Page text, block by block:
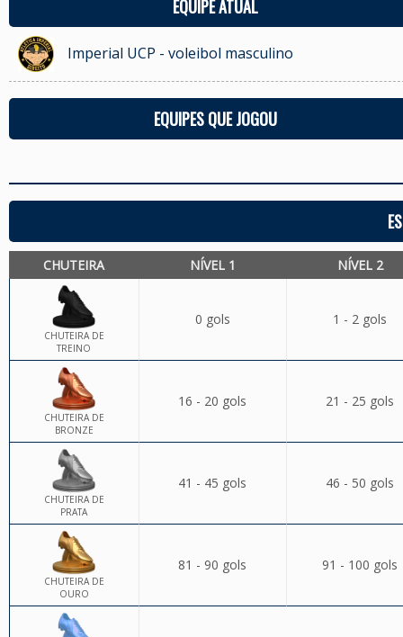
EQUIPE ATUAL
Imperial UCP - voleibol masculino
EQUIPES QUE JOGOU
CHUTEIRA NÍVEL 1 NÍVEL 2
CHUTEIRA DE
TREINO
0 gols 1 - 2 gols
CHUTEIRA DE
BRONZE
16 - 20 gols 21 - 25 gols
CHUTEIRA DE
PRATA
41 - 45 gols 46 - 50 gols
CHUTEIRA DE
OURO
81 - 90 gols 91 - 100 gols